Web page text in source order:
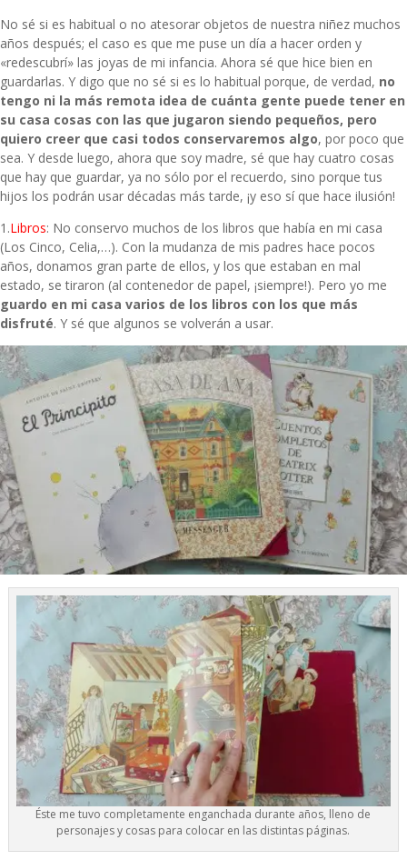
No sé si es habitual o no atesorar objetos de nuestra niñez muchos
años después; el caso es que me puse un día a hacer orden y
«redescubrí» las joyas de mi infancia. Ahora sé que hice bien en
guardarlas. Y digo que no sé si es lo habitual porque, de verdad, no
tengo ni la más remota idea de cuánta gente puede tener en
su casa cosas con las que jugaron siendo pequeños, pero
quiero creer que casi todos conservaremos algo, por poco que
sea. Y desde luego, ahora que soy madre, sé que hay cuatro cosas
que hay que guardar, ya no sólo por el recuerdo, sino porque tus
hijos los podrán usar décadas más tarde, ¡y eso sí que hace ilusión!
1.Libros: No conservo muchos de los libros que había en mi casa
(Los Cinco, Celia,…). Con la mudanza de mis padres hace pocos
años, donamos gran parte de ellos, y los que estaban en mal
estado, se tiraron (al contenedor de papel, ¡siempre!). Pero yo me
guardo en mi casa varios de los libros con los que más
disfruté. Y sé que algunos se volverán a usar.
Éste me tuvo completamente enganchada durante años, lleno de
personajes y cosas para colocar en las distintas páginas.